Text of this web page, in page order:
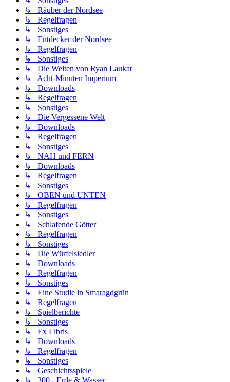
↳ Räuber der Nordsee
↳ Regelfragen
↳ Sonstiges
↳ Entdecker der Nordsee
↳ Regelfragen
↳ Sonstiges
↳ Die Welten von Ryan Laukat
↳ Acht-Minuten Imperium
↳ Downloads
↳ Regelfragen
↳ Sonstiges
↳ Die Vergessene Welt
↳ Downloads
↳ Regelfragen
↳ Sonstiges
↳ NAH und FERN
↳ Downloads
↳ Regelfragen
↳ Sonstiges
↳ OBEN und UNTEN
↳ Regelfragen
↳ Sonstiges
↳ Schlafende Götter
↳ Regelfragen
↳ Sonstiges
↳ Die Würfelsiedler
↳ Downloads
↳ Regelfragen
↳ Sonstiges
↳ Eine Studie in Smaragdgrün
↳ Regelfragen
↳ Spielberichte
↳ Sonstiges
↳ Ex Libris
↳ Downloads
↳ Regelfragen
↳ Sonstiges
↳ Geschichtsspiele